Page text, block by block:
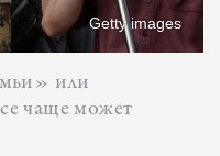
Getty images
или
чаще может